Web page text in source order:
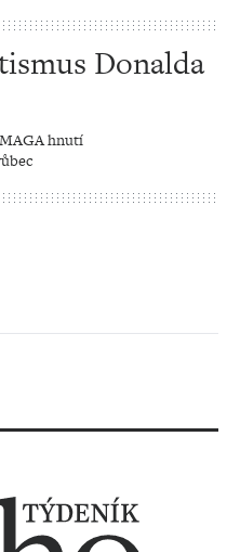
Donalda
hnutí